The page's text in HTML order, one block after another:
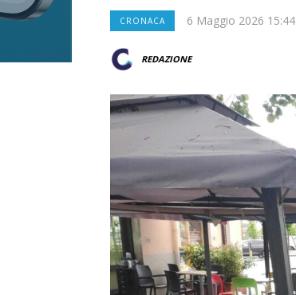
CRONACA 6 Maggio 2026 15:44
REDAZIONE